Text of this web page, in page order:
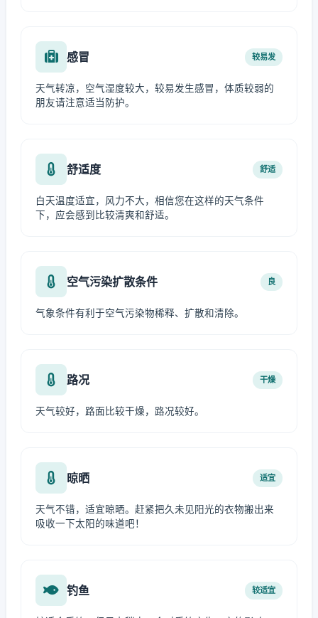
感冒 较易发
天气转凉，空气湿度较大，较易发生感冒，体质较弱的
朋友请注意适当防护。
舒适度 舒适
白天温度适宜，风力不大，相信您在这样的天气条件
下，应会感到比较清爽和舒适。
空气污染扩散条件 良
气象条件有利于空气污染物稀释、扩散和清除。
路况 干燥
天气较好，路面比较干燥，路况较好。
晾晒 适宜
天气不错，适宜晾晒。赶紧把久未见阳光的衣物搬出来
吸收一下太阳的味道吧！
钓鱼 较适宜